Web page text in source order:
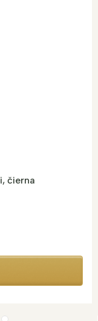
čierna